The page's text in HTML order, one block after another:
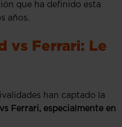
que ha definido esta
años.
vs Ferrari: Le
han captado la
vs Ferrari, especialmente en